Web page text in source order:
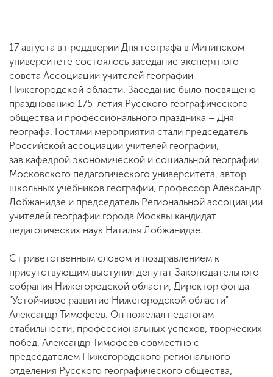
17 августа в преддверии Дня географа в Мининском
университете состоялось заседание экспертного
совета Ассоциации учителей географии
Нижегородской области. Заседание было посвящено
празднованию 175-летия Русского географического
общества и профессионального праздника – Дня
географа. Гостями мероприятия стали председатель
Российской ассоциации учителей географии,
зав.кафедрой экономической и социальной географии
Московского педагогического университета, автор
школьных учебников географии, профессор Александр
Лобжанидзе и председатель Региональной ассоциации
учителей географии города Москвы кандидат
педагогических наук Наталья Лобжанидзе.
С приветственным словом и поздравлением к
присутствующим выступил депутат Законодательного
собрания Нижегородской области, Директор фонда
"Устойчивое развитие Нижегородской области"
Александр Тимофеев. Он пожелал педагогам
стабильности, профессиональных успехов, творческих
побед. Александр Тимофеев совместно с
председателем Нижегородского регионального
отделения Русского географического общества,